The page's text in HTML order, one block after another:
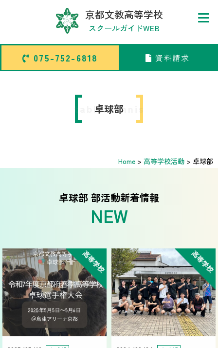
075-752-6818 資料請求
卒業生メッセージ
京都文教高等学校
スクールガイドWEB
075-752-6818 資料請求
卓球部
table tennis
Home > 高等学校活動 > 卓球部
卓球部 部活動新着情報
高等学校 高等学校